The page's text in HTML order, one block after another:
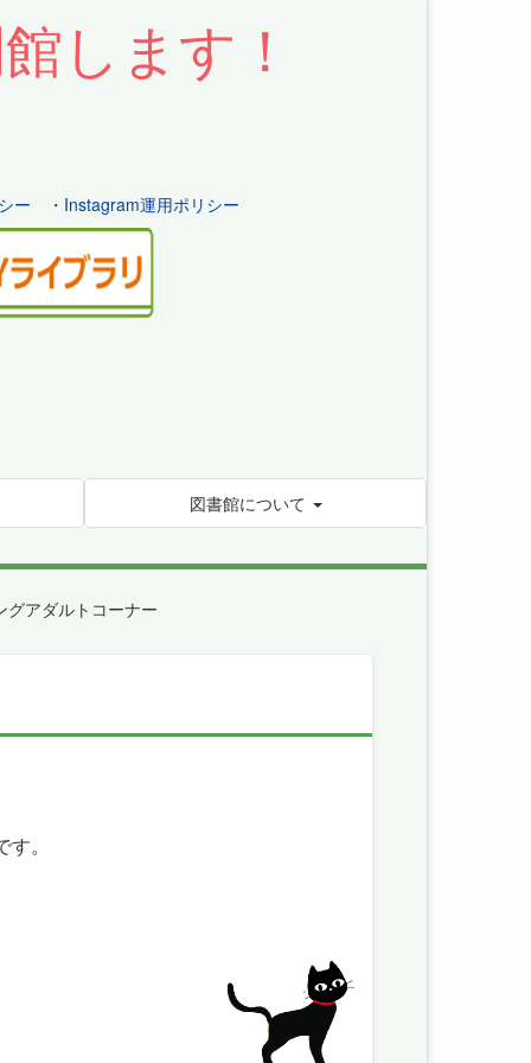
します！
ー ・ Instagram運用ポリシー
図書館について
グアダルトコーナー
。